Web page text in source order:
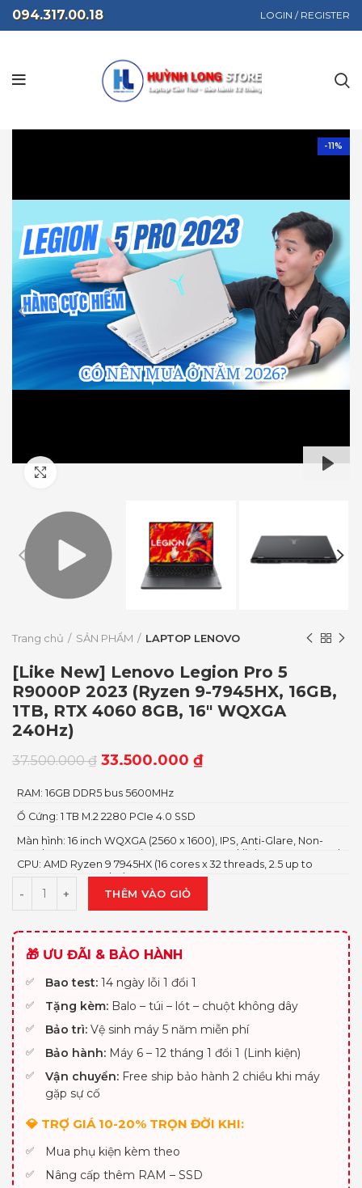
094.317.00.18 LOGIN / REGISTER
-11%
Trang chủ SẢN PHẨM LAPTOP LENOVO
[Like New] Lenovo Legion Pro 5
R9000P 2023 (Ryzen 9-7945HX, 16GB,
1TB, RTX 4060 8GB, 16″ WQXGA
240Hz)
37.500.000₫ 33.500.000 ₫
RAM: 16GB DDR5 bus 5600MHz
Ổ Cứng: 1 TB M.2 2280 PCIe 4.0 SSD
Màn hình: 16 inch WQXGA (2560 x 1600), IPS, Anti-Glare, Non-
Touch, 100%sRGB, 300 nits, 240Hz, LED Backlight, Narrow Bezel,
Low Blue Light
CPU: AMD Ryzen 9 7945HX (16 cores x 32 threads, 2.5 up to
5.4GHz, 64MB Cache)
THÊM VÀO GIỎ
🎁 ƯU ĐÃI & BẢO HÀNH
Bao test: 14 ngày lỗi 1 đổi 1
Tặng kèm: Balo – túi – lót – chuột không dây
Bảo trì: Vệ sinh máy 5 năm miễn phí
Bảo hành: Máy 6 – 12 tháng 1 đổi 1 (Linh kiện)
Vận chuyển: Free ship bảo hành 2 chiều khi máy
gặp sự cố
💎 TRỢ GIÁ 10-20% TRỌN ĐỜI KHI:
Mua phụ kiện kèm theo
Nâng cấp thêm RAM – SSD